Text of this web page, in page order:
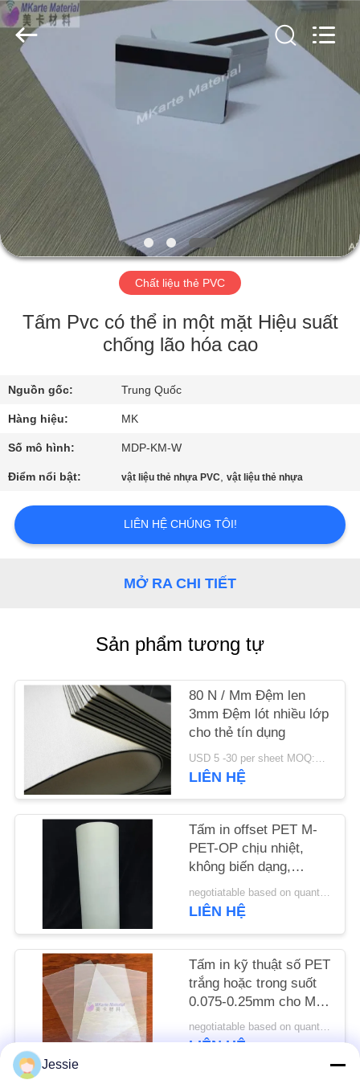
NHÀ
SẢN
PHẨM
VIDEO
VỀ
TÔI
THAM
QUAN
NHÀ
MÁY
KIỂM
SOÁT
HỆ
CHÚNG
TIN
BÁO
GIÁ
ĐỒ
TRANG
2026
MKarte
Material
Technology
(Tianjin)
Limited.
Reserved.
Chất liệu thẻ PVC
Tấm Pvc có thể in một mặt Hiệu suất
chống lão hóa cao
Nguồn gốc: Trung Quốc
Hàng hiệu: MK
Số mô hình: MDP-KM-W
Điểm nổi bật: vật liệu thẻ nhựa PVC,vật liệu thẻ nhựa
LIÊN HỆ CHÚNG TÔI!
MỞ RA CHI TIẾT
Sản phẩm tương tự
80 N / Mm Đệm len
3mm Đệm lót nhiều lớp
cho thẻ tín dụng
USD 5 -30 per sheet MOQ:100 chiếc
LIÊN HỆ
Tấm in offset PET M-
PET-OP chịu nhiệt,
không biến dạng,
chống lão hóa nhiệt ẩm
và độ bền kéo cao
negotiatable based on quantity MOQ:10000 tờ
LIÊN HỆ
Tấm in kỹ thuật số PET
trắng hoặc trong suốt
0.075-0.25mm cho Máy
in HP Indigo M-PET-
HIP
negotiatable based on quantity MOQ:10000 tờ
LIÊN HỆ
Jessie